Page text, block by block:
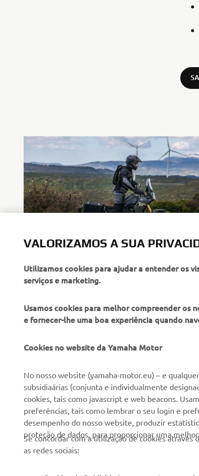
EMPRESA
Notícias
Imprensa
Catálogos
Trabalhar na Yamaha
PARA EMPRESAS
NEO's Delivery
Sistemas eBike
Campos de golfe
Socorristas
VALORIZAMOS A SUA
Utilizamos cookies para ajudar a entender os
serviços e marketing.
Usamos cookies para melhor compreender os
e fornecer-lhe uma boa experiência quando
Cookies no website da Yamaha Motor
No nosso website (yamaha-motor.eu) – e
subsidiaárias (conjunta e individualmente
cookies, tais como javascript e web beacons.
preferências, tais como lembrar o seu login e
desempenho do nosso website, produzir
proteção de dados, para proporcionar uma
Se concordar com a utilização de cookies
as redes sociais: